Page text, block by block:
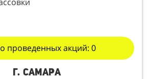
проведенных акций: 0
г. Самара